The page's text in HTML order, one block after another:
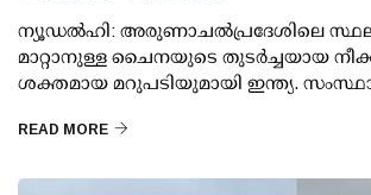
ന്യൂഡല്‍ഹി: അരുണാചല്‍പ്രദേശിലെ
മാറ്റാനുള്ള ചൈനയുടെ തുടര്‍ച്ചയായ
ശക്തമായ മറുപടിയുമായി ഇന്ത്യ.
READ MORE